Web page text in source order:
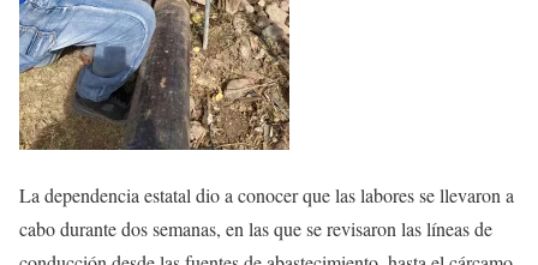
La dependencia estatal dio a conocer que las labores se llevaron a
cabo durante dos semanas, en las que se revisaron las líneas de